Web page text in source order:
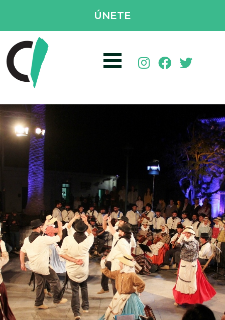
ÚNETE